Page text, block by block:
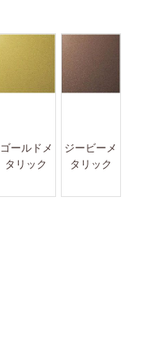
ゴールドメ
タリック
ジービーメ
タリック